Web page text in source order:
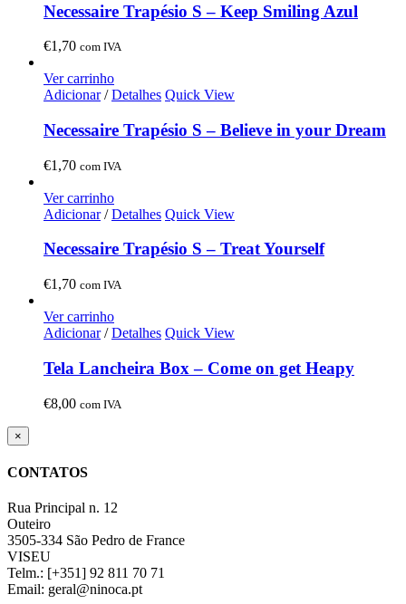
Necessaire Trapésio S – Keep Smiling Azul
€1,70 com IVA
Ver carrinho
Adicionar/ Detalhes Quick View
Necessaire Trapésio S – Believe in your Dream
€1,70 com IVA
Ver carrinho
Adicionar/ Detalhes Quick View
Necessaire Trapésio S – Treat Yourself
€1,70 com IVA
Ver carrinho
Adicionar/ Detalhes Quick View
Tela Lancheira Box – Come on get Heapy
€8,00 com IVA
Close
product
view
×
CONTATOS
Rua Principal n. 12
Outeiro
3505-334 São Pedro de France
VISEU
Telm.: [+351] 92 811 70 71
Email: geral@ninoca.pt